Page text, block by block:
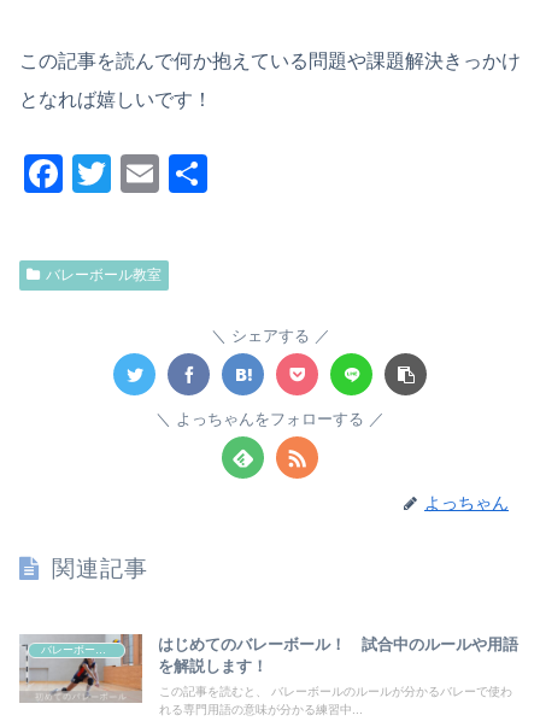
この記事を読んで何か抱えている問題や課題解決きっかけ
となれば嬉しいです！
F
c
e
T
tt
er
E
ail
バレーボール教室
シェアする
よっちゃんをフォローする
よっちゃん
関連記事
はじめてのバレーボール！ 試合中のルールや用語
を解説します！
この記事を読むと、 バレーボールのルールが分かるバレーで使わ
れる専門用語の意味が分かる練習中...